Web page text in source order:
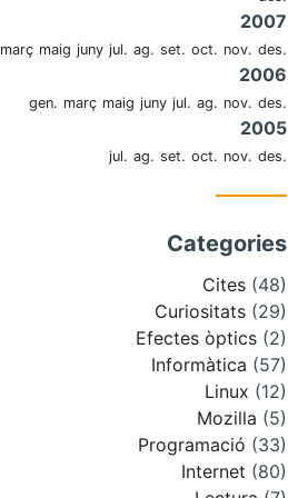
2007
març maig juny jul. ag. set. oct. nov. des.
2006
gen. març maig juny jul. ag. nov. des.
2005
jul. ag. set. oct. nov. des.
Categories
Cites (48)
Curiositats (29)
Efectes òptics (2)
Informàtica (57)
Linux (12)
Mozilla (5)
Programació (33)
Internet (80)